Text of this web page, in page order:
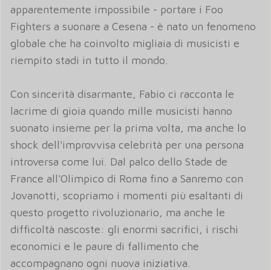
apparentemente impossibile - portare i Foo
Fighters a suonare a Cesena - è nato un fenomeno
globale che ha coinvolto migliaia di musicisti e
riempito stadi in tutto il mondo.
Con sincerità disarmante, Fabio ci racconta le
lacrime di gioia quando mille musicisti hanno
suonato insieme per la prima volta, ma anche lo
shock dell'improvvisa celebrità per una persona
introversa come lui. Dal palco dello Stade de
France all'Olimpico di Roma fino a Sanremo con
Jovanotti, scopriamo i momenti più esaltanti di
questo progetto rivoluzionario, ma anche le
difficoltà nascoste: gli enormi sacrifici, i rischi
economici e le paure di fallimento che
accompagnano ogni nuova iniziativa.